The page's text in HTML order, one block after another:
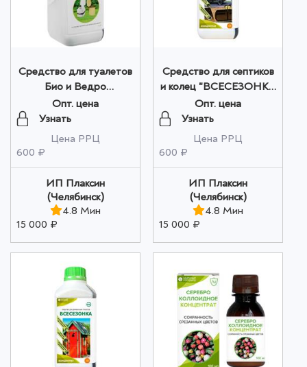
Средство для туалетов
Био и Ведро
"ВСЕСЕЗОНКА -
концентрат - БВ№1" 1
Опт. цена
Узнать
Цена РРЦ
600 ₽
ИП Плаксин
(Челябинск)
4.8 Мин
15 000 ₽
Средство для септиков
и колец "ВСЕСЕЗОНКА
- концентрат - СК№1" 1
литр оптом
Опт. цена
Узнать
Цена РРЦ
600 ₽
ИП Плаксин
(Челябинск)
4.8 Мин
15 000 ₽